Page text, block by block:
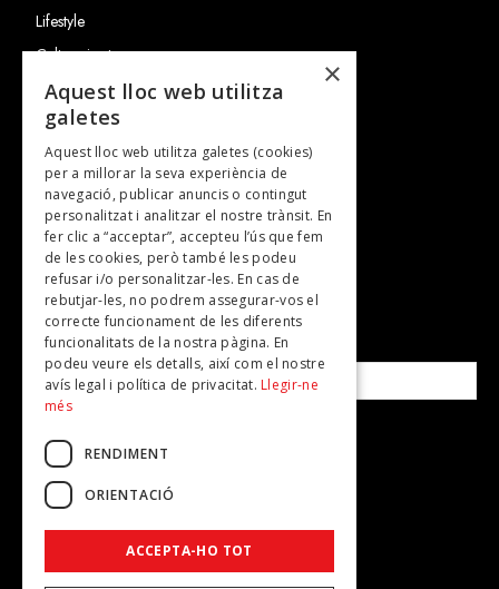
Lifestyle
Cultura i art
Entrevistes
Gastronomia
TV
Plans per fer
Revistes
SUBSCRIU-TE A LA NOSTRA NEWSLETTER!
Correu electrònic*
Accepto lapolítica de privacitat
×
Aquest lloc web utilitza
galetes
Aquest lloc web utilitza galetes (cookies)
per a millorar la seva experiència de
navegació, publicar anuncis o contingut
personalitzat i analitzar el nostre trànsit. En
fer clic a “acceptar”, accepteu l’ús que fem
de les cookies, però també les podeu
refusar i/o personalitzar-les. En cas de
rebutjar-les, no podrem assegurar-vos el
correcte funcionament de les diferents
funcionalitats de la nostra pàgina. En
podeu veure els detalls, així com el nostre
avís legal i política de privacitat. Llegir-ne
més
RENDIMENT
ORIENTACIÓ
ACCEPTA-HO TOT